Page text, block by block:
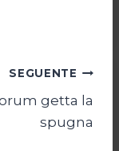
SEGUENTE
getta la
spugna